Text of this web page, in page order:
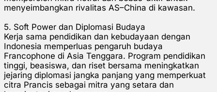
menyeimbangkan rivalitas AS–China di kawasan.
5. Soft Power dan Diplomasi Budaya
Kerja sama pendidikan dan kebudayaan dengan
Indonesia memperluas pengaruh budaya
Francophone di Asia Tenggara. Program pendidikan
tinggi, beasiswa, dan riset bersama meningkatkan
jejaring diplomasi jangka panjang yang memperkuat
citra Prancis sebagai mitra yang setara dan